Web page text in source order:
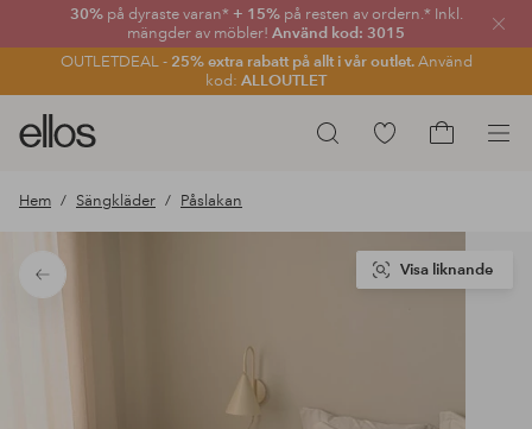
30% på dyraste varan* + 15% på resten av ordern.* Inkl.
mängder av möbler! Använd kod: 3015
OUTLETDEAL - 25% extra rabatt på allt i vår outlet.Använd
kod: ALLOUTLET
Sök
Ellos
logotyp
gå
förstasidan
Gå
Hem Sängkläder Påslakan
Tillbaka
Visa liknande